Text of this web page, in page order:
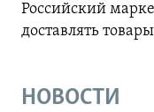
Российский
доставлять
НОВОСТИ